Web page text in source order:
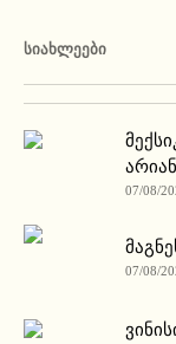
ᲡᲘᲐᲮᲚᲔᲔᲑᲘ
არიან
07/08/
07/08/